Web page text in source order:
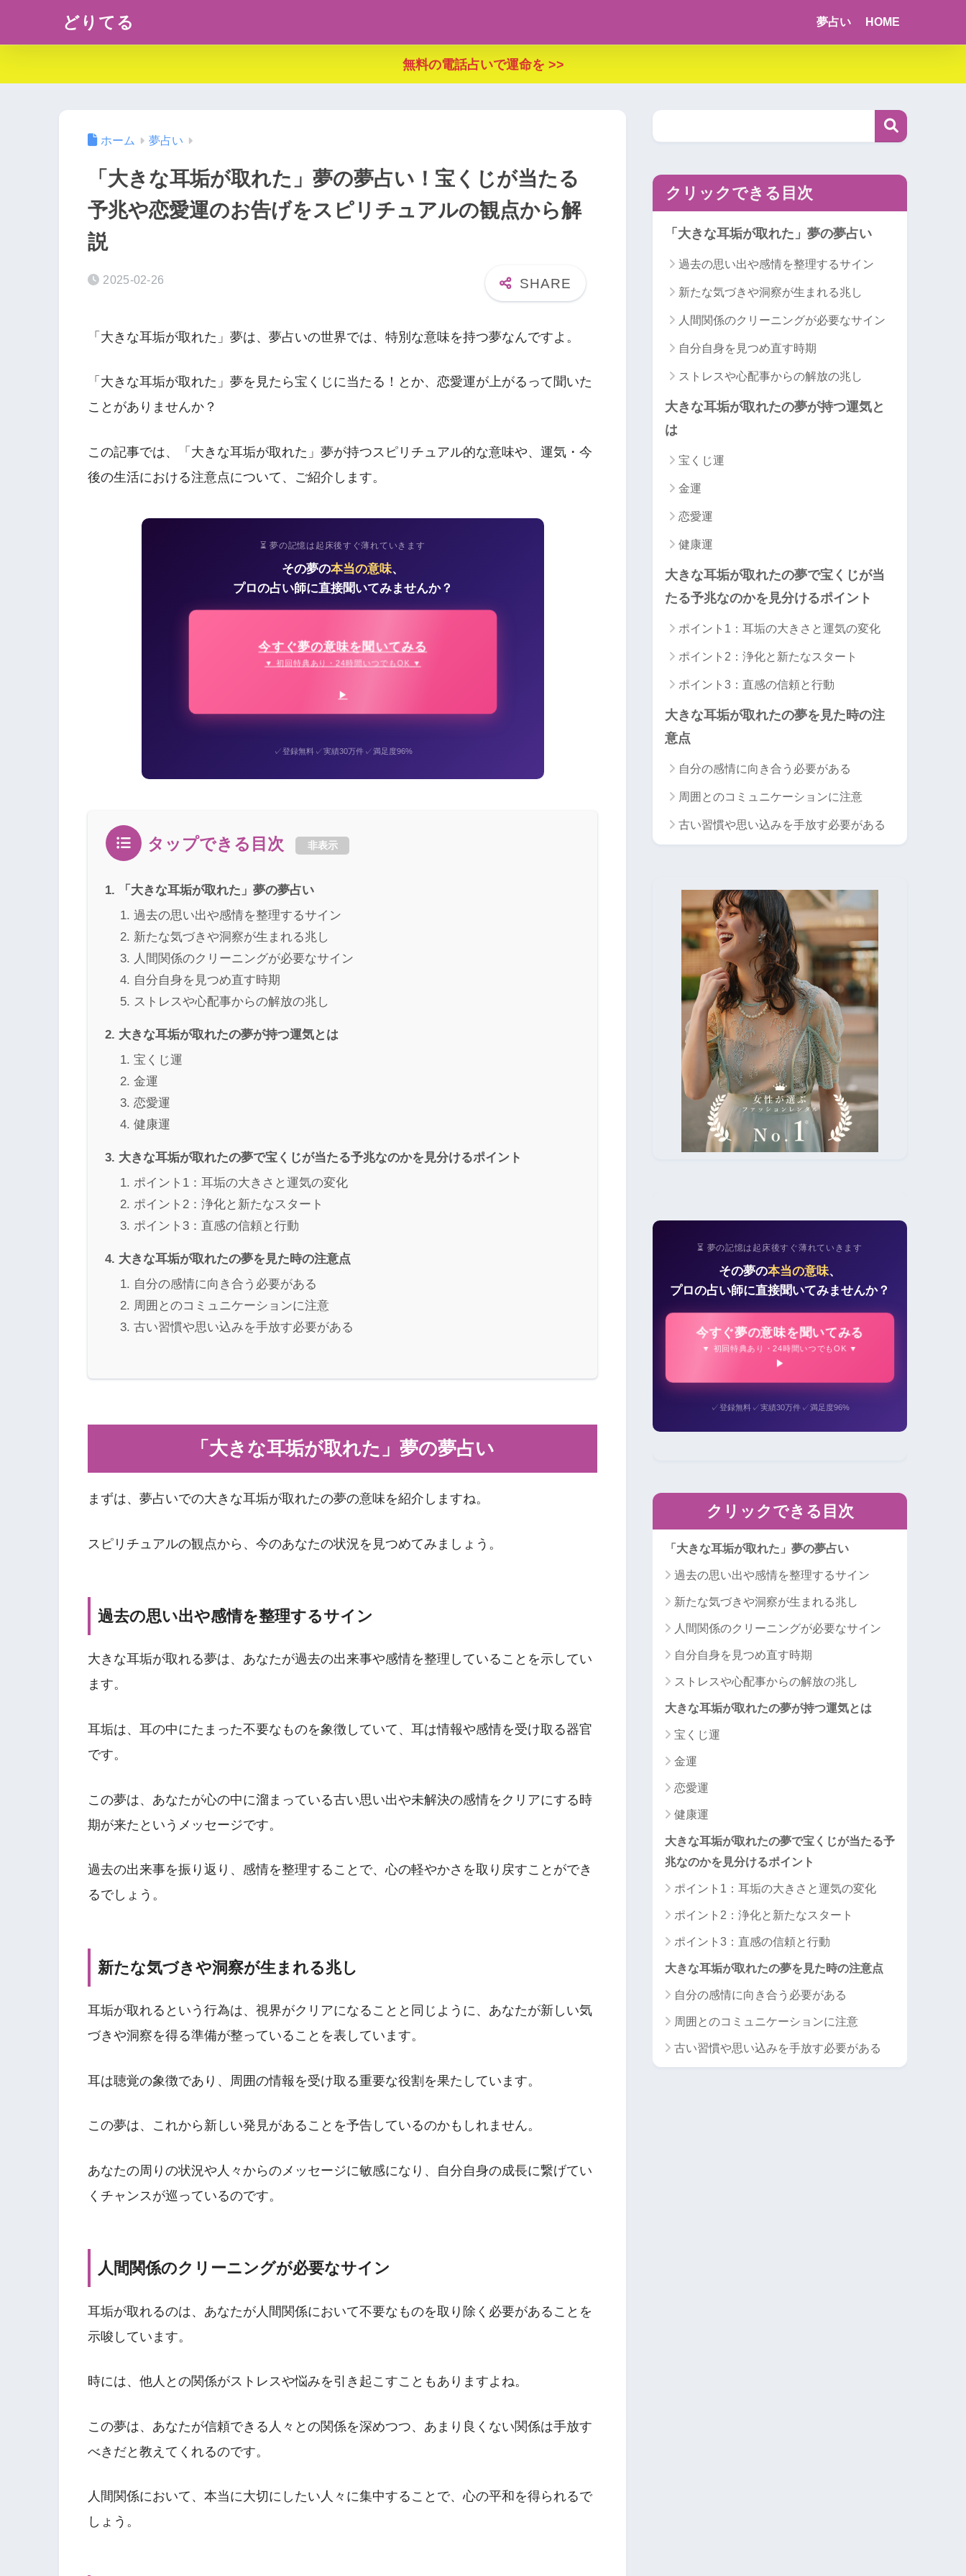
どりてる 夢占い HOME
無料の電話占いで運命を >>
ホーム 夢占い
「大きな耳垢が取れた」夢の夢占い！宝くじが当たる
予兆や恋愛運のお告げをスピリチュアルの観点から解
説
2025-02-26
「大きな耳垢が取れた」夢は、夢占いの世界では、特別な意味を持つ夢なんですよ。
「大きな耳垢が取れた」夢を見たら宝くじに当たる！とか、恋愛運が上がるって聞いた
ことがありませんか？
この記事では、「大きな耳垢が取れた」夢が持つスピリチュアル的な意味や、運気・今
後の生活における注意点について、ご紹介します。
⏳ 夢の記憶は起床後すぐ薄れていきます
その夢の本当の意味、
プロの占い師に直接聞いてみませんか？
今すぐ夢の意味を聞いてみる
▼ 初回特典あり・24時間いつでもOK ▼
✓登録無料✓実績30万件✓満足度96%
タップできる目次 非表示
「大きな耳垢が取れた」夢の夢占い
過去の思い出や感情を整理するサイン
新たな気づきや洞察が生まれる兆し
人間関係のクリーニングが必要なサイン
自分自身を見つめ直す時期
ストレスや心配事からの解放の兆し
大きな耳垢が取れたの夢が持つ運気とは
宝くじ運
金運
恋愛運
健康運
大きな耳垢が取れたの夢で宝くじが当たる予兆なのかを見分けるポイント
ポイント1：耳垢の大きさと運気の変化
ポイント2：浄化と新たなスタート
ポイント3：直感の信頼と行動
大きな耳垢が取れたの夢を見た時の注意点
自分の感情に向き合う必要がある
周囲とのコミュニケーションに注意
古い習慣や思い込みを手放す必要がある
「大きな耳垢が取れた」夢の夢占い
まずは、夢占いでの大きな耳垢が取れたの夢の意味を紹介しますね。
スピリチュアルの観点から、今のあなたの状況を見つめてみましょう。
過去の思い出や感情を整理するサイン
大きな耳垢が取れる夢は、あなたが過去の出来事や感情を整理していることを示してい
ます。
耳垢は、耳の中にたまった不要なものを象徴していて、耳は情報や感情を受け取る器官
です。
この夢は、あなたが心の中に溜まっている古い思い出や未解決の感情をクリアにする時
期が来たというメッセージです。
過去の出来事を振り返り、感情を整理することで、心の軽やかさを取り戻すことができ
るでしょう。
新たな気づきや洞察が生まれる兆し
耳垢が取れるという行為は、視界がクリアになることと同じように、あなたが新しい気
づきや洞察を得る準備が整っていることを表しています。
耳は聴覚の象徴であり、周囲の情報を受け取る重要な役割を果たしています。
この夢は、これから新しい発見があることを予告しているのかもしれません。
あなたの周りの状況や人々からのメッセージに敏感になり、自分自身の成長に繋げてい
くチャンスが巡っているのです。
人間関係のクリーニングが必要なサイン
耳垢が取れるのは、あなたが人間関係において不要なものを取り除く必要があることを
示唆しています。
時には、他人との関係がストレスや悩みを引き起こすこともありますよね。
この夢は、あなたが信頼できる人々との関係を深めつつ、あまり良くない関係は手放す
べきだと教えてくれるのです。
人間関係において、本当に大切にしたい人々に集中することで、心の平和を得られるで
しょう。
クリックできる目次
「大きな耳垢が取れた」夢の夢占い
過去の思い出や感情を整理するサイン
新たな気づきや洞察が生まれる兆し
人間関係のクリーニングが必要なサイン
自分自身を見つめ直す時期
ストレスや心配事からの解放の兆し
大きな耳垢が取れたの夢が持つ運気と
は
宝くじ運
金運
恋愛運
健康運
大きな耳垢が取れたの夢で宝くじが当
たる予兆なのかを見分けるポイント
ポイント1：耳垢の大きさと運気の変化
ポイント2：浄化と新たなスタート
ポイント3：直感の信頼と行動
大きな耳垢が取れたの夢を見た時の注
意点
自分の感情に向き合う必要がある
周囲とのコミュニケーションに注意
古い習慣や思い込みを手放す必要がある
⏳ 夢の記憶は起床後すぐ薄れていきます
その夢の本当の意味、
プロの占い師に直接聞いてみませんか？
今すぐ夢の意味を聞いてみる
▼ 初回特典あり・24時間いつでもOK ▼
✓登録無料 ✓実績30万件 ✓満足度96%
クリックできる目次
「大きな耳垢が取れた」夢の夢占い
過去の思い出や感情を整理するサイン
新たな気づきや洞察が生まれる兆し
人間関係のクリーニングが必要なサイン
自分自身を見つめ直す時期
ストレスや心配事からの解放の兆し
大きな耳垢が取れたの夢が持つ運気とは
宝くじ運
金運
恋愛運
健康運
大きな耳垢が取れたの夢で宝くじが当たる予
兆なのかを見分けるポイント
ポイント1：耳垢の大きさと運気の変化
ポイント2：浄化と新たなスタート
ポイント3：直感の信頼と行動
大きな耳垢が取れたの夢を見た時の注意点
自分の感情に向き合う必要がある
周囲とのコミュニケーションに注意
古い習慣や思い込みを手放す必要がある